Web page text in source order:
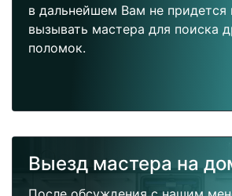
в дальнейшем Вам не придется
вызывать мастера для поиска
поломок.
Выезд мастера на